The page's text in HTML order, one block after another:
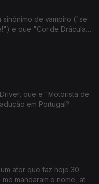
sinónimo de vampiro ("se
e que "Conde Drácula"
que é "Motorista de
em Portugal?
ator que faz hoje 30
mandaram o nome, até